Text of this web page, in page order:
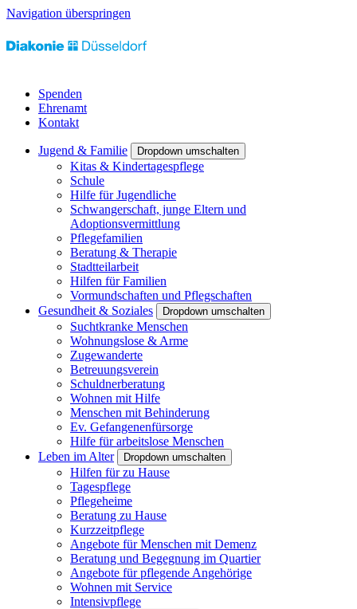
Navigation überspringen
Spenden
Ehrenamt
Kontakt
Jugend & Familie Dropdown umschalten
Kitas & Kindertagespflege
Schule
Hilfe für Jugendliche
Schwangerschaft, junge Eltern und
Adoptionsvermittlung
Pflegefamilien
Beratung & Therapie
Stadtteilarbeit
Hilfen für Familien
Vormundschaften und Pflegschaften
Gesundheit & Soziales
Dropdown umschalten
Suchtkranke Menschen
Wohnungslose & Arme
Zugewanderte
Betreuungsverein
Schuldnerberatung
Wohnen mit Hilfe
Menschen mit Behinderung
Ev. Gefangenenfürsorge
Hilfe für arbeitslose Menschen
Leben im Alter
Dropdown umschalten
Hilfen für zu Hause
Tagespflege
Pflegeheime
Beratung zu Hause
Kurzzeitpflege
Angebote für Menschen mit Demenz
Beratung und Begegnung im Quartier
Angebote für pflegende Angehörige
Wohnen mit Service
Intensivpflege